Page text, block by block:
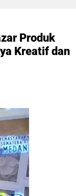
Produk
Kreatif dan